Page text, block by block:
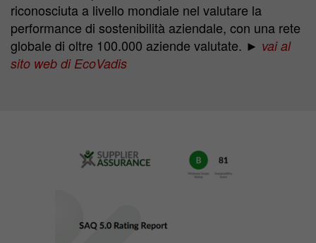
riconosciuta a livello mondiale nel valutare la
performance di sostenibilità aziendale, con una rete
globale di oltre 100.000 aziende valutate. ► vai al
sito web di EcoVadis